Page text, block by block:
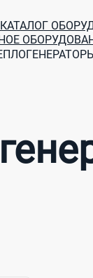
КАТАЛОГ